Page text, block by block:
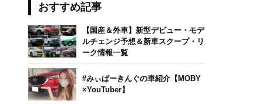
おすすめ記事
【国産＆外車】新型デビュー・モデ
ルチェンジ予想＆新車スクープ・リ
ーク情報一覧
#みぃぱーきんぐの車紹介【MOBY
×YouTuber】